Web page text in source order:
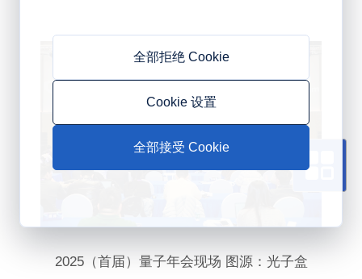
2025（首届）量子年会现场 图源：光子盒
全部拒绝 Cookie
Cookie 设置
全部接受 Cookie